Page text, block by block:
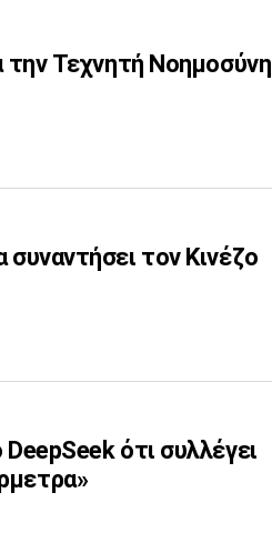
την Τεχνητή Νοημοσύνη
τον Κινέζο
ότι συλλέγει